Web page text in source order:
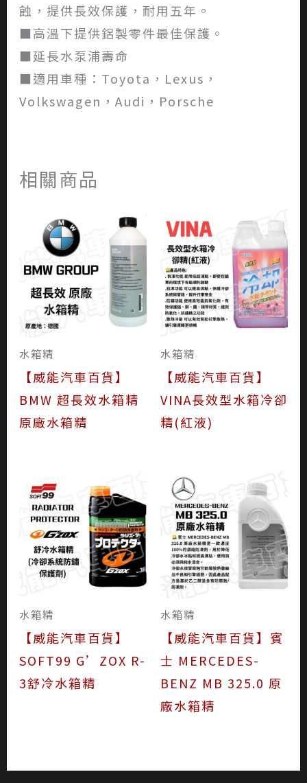
蝕，提供長效保護，耐用五年。
■高溫下提供鋁製零件最佳保護。
■延長水泵浦壽命
■適用車種：Toyota，Lexus，
Volkswagen，Audi，Porsche
相關商品
水箱精
【威能汽車百貨】
BMW 超長效水箱精
原廠水箱精
水箱精
【威能汽車百貨】
VINA長效型水箱冷卻
精(紅液)
水箱精
【威能汽車百貨】
SOFT99 G’ZOX R-
3舒冷水箱精
水箱精
【威能汽車百貨】賓
士 MERCEDES-
BENZ MB 325.0 原
廠水箱精